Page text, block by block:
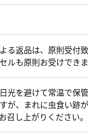
る返品は、原則受付致
ルも原則お受けでき
光を避けて常温で保
が、まれに虫食い跡
召し上がりください